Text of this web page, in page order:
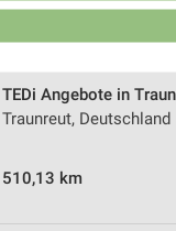
TEDi Angebote in
Traunreut, Deutschland
510,13 km
für personalisierte
zur Personalisierung
zur Auswahl